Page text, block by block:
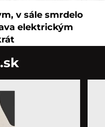
v sále smrdelo
elektrickým